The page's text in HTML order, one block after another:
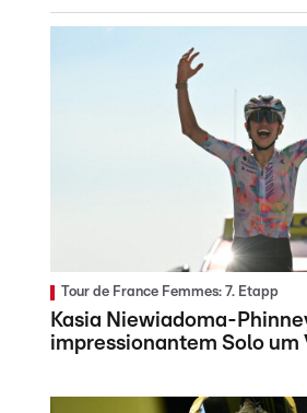
Tour de France Femmes: 7. Etapp
Kasia Niewiadoma-
impressionantem Solo um